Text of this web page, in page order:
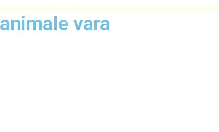
animale vara